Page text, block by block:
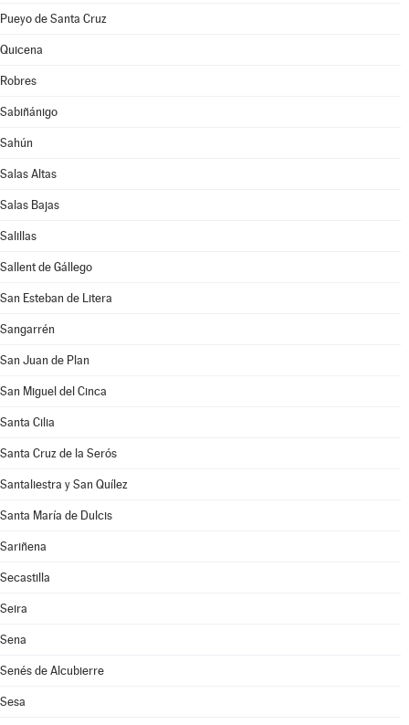
Pueyo de Santa Cruz
Quicena
Robres
Sabiñánigo
Sahún
Salas Altas
Salas Bajas
Salillas
Sallent de Gállego
San Esteban de Litera
Sangarrén
San Juan de Plan
San Miguel del Cinca
Santa Cilia
Santa Cruz de la Serós
Santaliestra y San Quílez
Santa María de Dulcis
Sariñena
Secastilla
Seira
Sena
Senés de Alcubierre
Sesa